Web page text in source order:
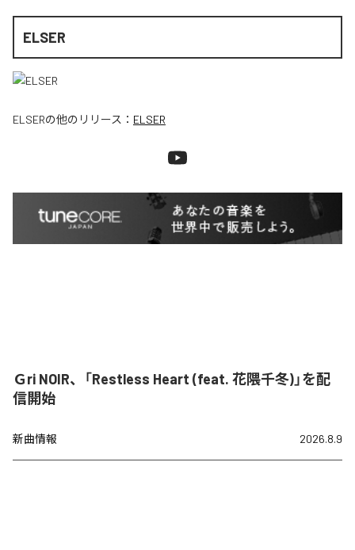
ELSER
ELSERの他のリリース： ELSER
Ｇri NOIR、「Restless Heart (feat. 花隈千冬)」を配
信開始
新曲情報 2026.8.9